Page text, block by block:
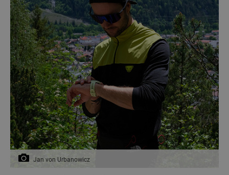
Jan von Urbanowicz